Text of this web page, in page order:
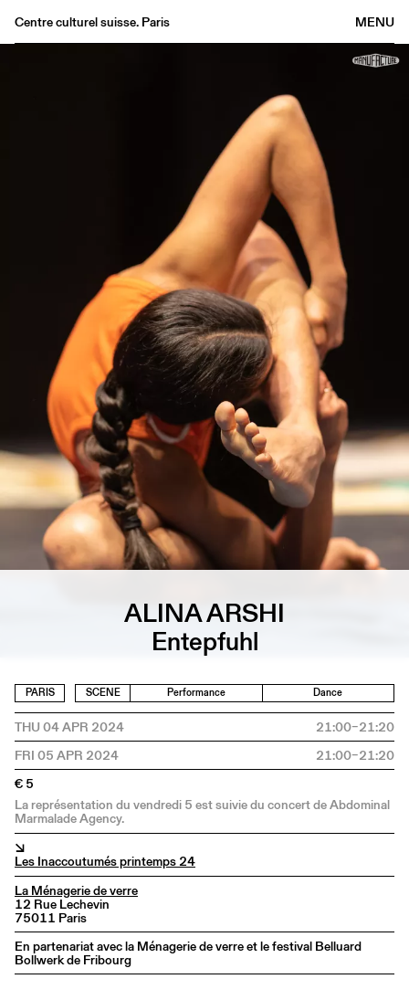
MENU
Centre culturel suisse. Paris
ALINA ARSHI
Entepfuhl
PARIS SCENE Performance Dance
THU 04 APR 2024
21:00–21:20
FRI 05 APR 2024
21:00–21:20
€ 5
La représentation du vendredi 5 est suivie du concert de Abdominal
Marmalade Agency.
↘
Les Inaccoutumés printemps 24
La Ménagerie de verre
12 Rue Lechevin
75011 Paris
En partenariat avec la Ménagerie de verre et le festival Belluard
Bollwerk de Fribourg